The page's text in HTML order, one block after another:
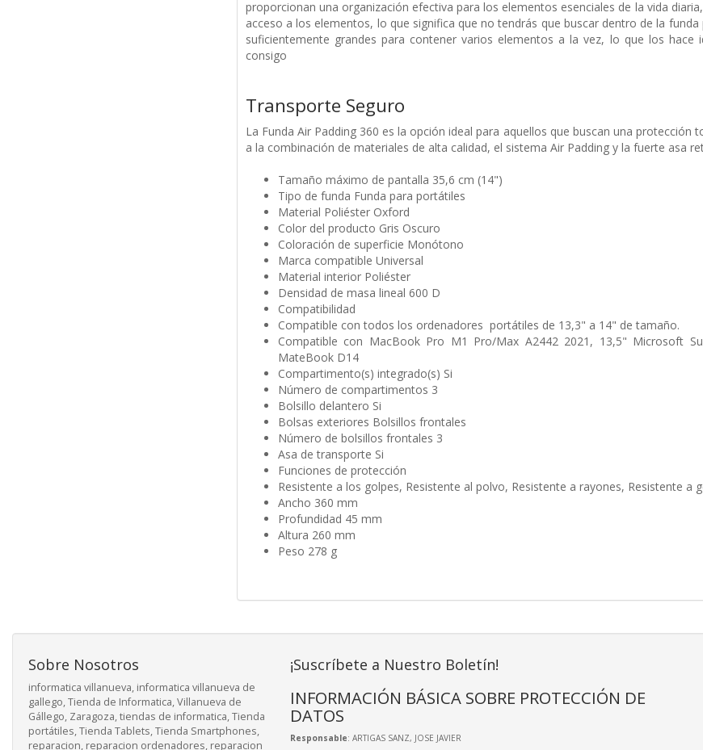
proporcionan una organización efectiva para los elementos esenciales de la vida
acceso a los elementos, lo que significa que no tendrás que buscar dentro de la
suficientemente grandes para contener varios elementos a la vez, lo que los hace
consigo
Transporte Seguro
La Funda Air Padding 360 es la opción ideal para aquellos que buscan una
a la combinación de materiales de alta calidad, el sistema Air Padding y la fuerte asa
Tamaño máximo de pantalla 35,6 cm (14")
Tipo de funda Funda para portátiles
Material Poliéster Oxford
Color del producto Gris Oscuro
Coloración de superficie Monótono
Marca compatible Universal
Material interior Poliéster
Densidad de masa lineal 600 D
Compatibilidad
Compatible con todos los ordenadores portátiles de 13,3" a 14" de tamaño.
Compatible con MacBook Pro M1 Pro/Max A2442 2021, 13,5" Microsoft
MateBook D14
Compartimento(s) integrado(s) Si
Número de compartimentos 3
Bolsillo delantero Si
Bolsas exteriores Bolsillos frontales
Número de bolsillos frontales 3
Asa de transporte Si
Funciones de protección
Resistente a los golpes, Resistente al polvo, Resistente a rayones, Resistente a
Ancho 360 mm
Profundidad 45 mm
Altura 260 mm
Peso 278 g
Sobre Nosotros
informatica villanueva, informatica villanueva de
gallego, Tienda de Informatica, Villanueva de
Gállego, Zaragoza, tiendas de informatica, Tienda
portátiles, Tienda Tablets, Tienda Smartphones,
reparacion, reparacion ordenadores, reparacion
¡Suscríbete a Nuestro Boletín!
INFORMACIÓN BÁSICA SOBRE PROTECCIÓN DE
DATOS
Responsable: ARTIGAS SANZ, JOSE JAVIER